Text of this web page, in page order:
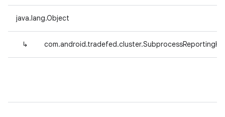
java.lang.Object
↳